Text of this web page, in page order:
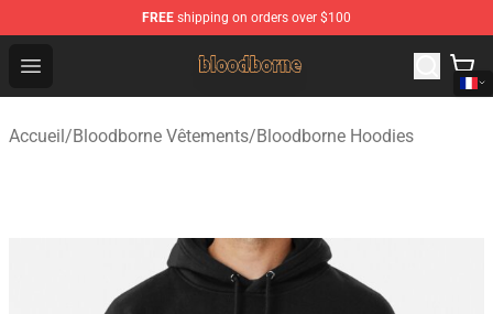
FREE shipping on orders over $100
Open menu
Bloodborne Shop - Official Bloodborne Merchandise
Accueil/Bloodborne Vêtements/Bloodborne Hoodies